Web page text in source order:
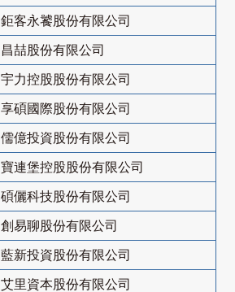
鉅客永饕股份有限公司
昌喆股份有限公司
宇力控股股份有限公司
享碩國際股份有限公司
儒億投資股份有限公司
寶連堡控股股份有限公司
碩儷科技股份有限公司
創易聊股份有限公司
藍新投資股份有限公司
艾里資本股份有限公司